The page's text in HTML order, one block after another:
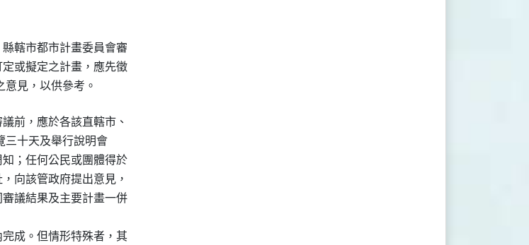
轄市都市計畫委員會審
或擬定之計畫，應先徵
前，應於各該直轄市、
三十天及舉行說明會
；任何公民或團體得於
向該管政府提出意見，
議結果及主要計畫一併
成。但情形特殊者，其